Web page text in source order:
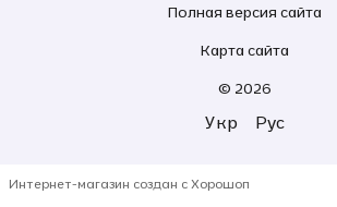
Полная версия сайта
Карта сайта
© 2026
Укр Рус
Интернет-магазин создан с Хорошоп